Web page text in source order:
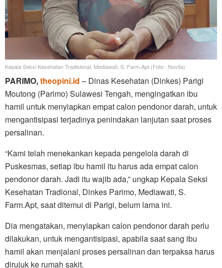
Kepala Seksi Kesehatan Tradisional, Mediawati, S. Farm.Apt (Foto : Novita)
PARIMO,theopini.id – Dinas Kesehatan (Dinkes) Parigi
Moutong (Parimo) Sulawesi Tengah, mengingatkan ibu
hamil untuk menyiapkan empat calon pendonor darah, untuk
mengantisipasi terjadinya penindakan lanjutan saat proses
persalinan.
“Kami telah menekankan kepada pengelola darah di
Puskesmas, setiap ibu hamil itu harus ada empat calon
pendonor darah. Jadi itu wajib ada,” ungkap Kepala Seksi
Kesehatan Tradional, Dinkes Parimo, Mediawati, S.
Farm.Apt, saat ditemui di Parigi, belum lama ini.
Dia mengatakan, menyiapkan calon pendonor darah perlu
dilakukan, untuk mengantisipasi, apabila saat sang ibu
hamil akan menjalani proses persalinan dan terpaksa harus
dirujuk ke rumah sakit.